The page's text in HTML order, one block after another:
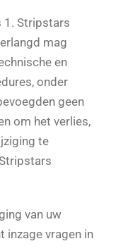
1. Stripstars
mag
en
onder
geen
om het verlies,
te
van uw
inzage vragen in